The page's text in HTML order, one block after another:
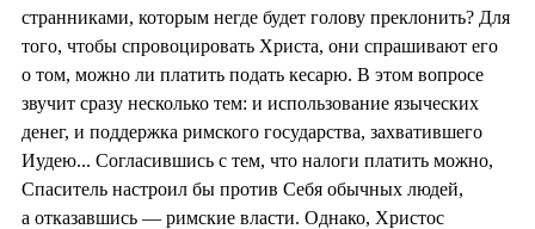
странниками, которым негде будет голову преклонить? Для
того, чтобы спровоцировать Христа, они спрашивают его
о том, можно ли платить подать кесарю. В этом вопросе
звучит сразу несколько тем: и использование языческих
денег, и поддержка римского государства, захватившего
Иудею... Согласившись с тем, что налоги платить можно,
Спаситель настроил бы против Себя обычных людей,
а отказавшись — римские власти. Однако, Христос